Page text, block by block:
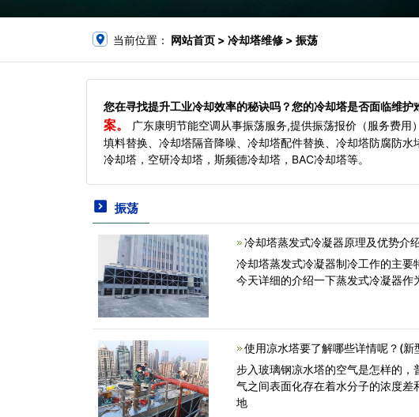
当前位置： 网站首页 > 冷却塔维修 > 振荡
您在寻找提升工业冷却效率的秘诀吗？您的冷却塔是否面临维
案。
广东康明节能空调从事振荡服务,提供振荡报价（服务费
填料替换、冷却塔隔音降噪、冷却塔配件替换、冷却塔防腐防
冷却塔，空研冷却塔，斯频德冷却塔，BAC冷却塔等。
振荡
冷却塔蒸发式冷凝器原理及优势介
冷却塔蒸发式冷凝器制冷工作的主要
今天详细的介绍一下蒸发式冷凝器作
使用凉水塔要了解哪些详情呢？(新
步入玻璃钢凉水塔的空气是怎样的
气之间表面化存在着水分子的浓度
地